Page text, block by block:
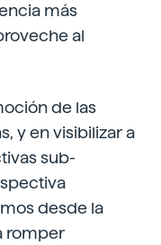
más
al
de las
y en visibilizar a
sub-
desde la
romper